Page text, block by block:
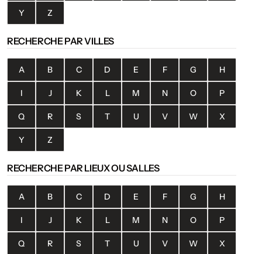
Y Z
RECHERCHE PAR VILLES
A B C D E F G H
I J K L M N O P
Q R S T U V W X
Y Z
RECHERCHE PAR LIEUX OU SALLES
A B C D E F G H
I J K L M N O P
Q R S T U V W X